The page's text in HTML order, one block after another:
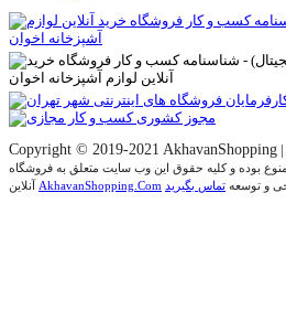
Copyright © 2019-2021 AkhavanShopping |
بوده و کلیه حقوق اين وب سايت متعلق به فروشگاه
AkhavanShopping.Com و توسعه